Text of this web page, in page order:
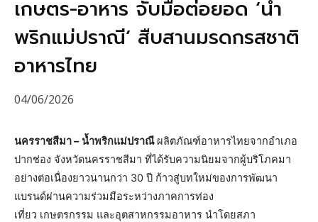
เกษตร-อาหาร จับมือต่อยอด ‘น้ำ
พริกแม่ปราณี’ สืบสานมรดกรสชาติ
อาหารไทย
04/06/2026
นครราชสีมา – น้ำพริกแม่ปราณีผลิตภัณฑ์อาหารไทยจากอำเภอ
ปากช่อง จังหวัดนครราชสีมา ที่ได้รับความนิยมจากผู้บริโภคมา
อย่างต่อเนื่องยาวนานกว่า 30 ปี ก้าวสู่บทใหม่ของการพัฒนา
แบรนด์ผ่านความร่วมมือระหว่างภาคการท่อง
เที่ยว เกษตรกรรม และอุตสาหกรรมอาหาร นำโดยสภา